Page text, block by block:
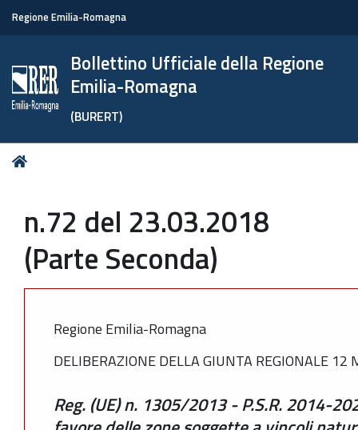
Regione Emilia-Romagna
Bollettino Ufficiale della Regione
Emilia-Romagna
(BURERT)
Tu
n.72 del 23.03.2018
(Parte Seconda)
Regione Emilia-Romagna
DELIBERAZIONE DELLA GIUNTA REGIONALE
Reg. (UE) n. 1305/2013 - P.S.R. 2014-